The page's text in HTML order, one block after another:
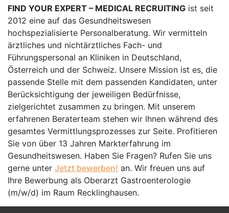
FIND YOUR EXPERT – MEDICAL RECRUITING ist seit
2012 eine auf das Gesundheitswesen
hochspezialisierte Personalberatung. Wir vermitteln
ärztliches und nichtärztliches Fach- und
Führungspersonal an Kliniken in Deutschland,
Österreich und der Schweiz. Unsere Mission ist es, die
passende Stelle mit dem passenden Kandidaten, unter
Berücksichtigung der jeweiligen Bedürfnisse,
zielgerichtet zusammen zu bringen. Mit unserem
erfahrenen Beraterteam stehen wir Ihnen während des
gesamtes Vermittlungsprozesses zur Seite. Profitieren
Sie von über 13 Jahren Markterfahrung im
Gesundheitswesen. Haben Sie Fragen? Rufen Sie uns
gerne unter Jetzt bewerben! an. Wir freuen uns auf
Ihre Bewerbung als Oberarzt Gastroenterologie
(m/w/d) im Raum Recklinghausen.